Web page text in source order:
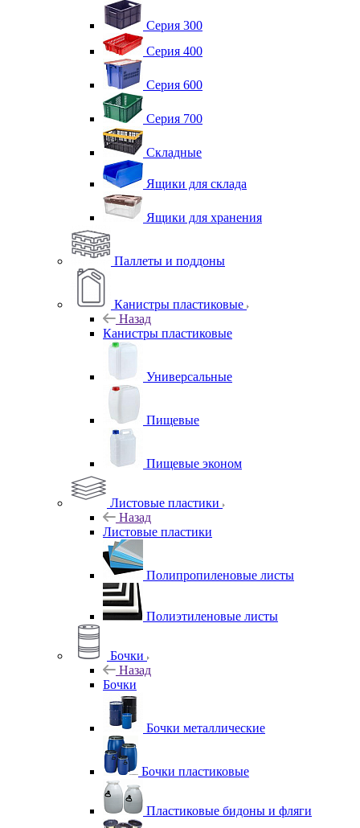
Серия 300
Серия 400
Серия 600
Серия 700
Складные
Ящики для склада
Ящики для хранения
Паллеты и поддоны
Канистры пластиковые
Назад
Канистры пластиковые
Универсальные
Пищевые
Пищевые эконом
Листовые пластики
Назад
Листовые пластики
Полипропиленовые листы
Полиэтиленовые листы
Бочки
Назад
Бочки
Бочки металлические
Бочки пластиковые
Пластиковые бидоны и фляги